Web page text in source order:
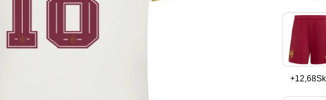
+12,68